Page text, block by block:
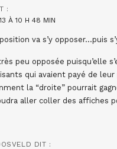
:
À 10 H 48 MIN
va s’y opposer…puis
peu opposée puisqu’elle
qui avaient payé de
la “droite” pourrait
aller coller des affiches
DIT :